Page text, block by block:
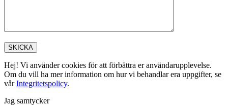
Hej! Vi använder cookies för att förbättra er användarupplevelse.
Om du vill ha mer information om hur vi behandlar era uppgifter, se
vårIntegritetspolicy.
Jag samtycker